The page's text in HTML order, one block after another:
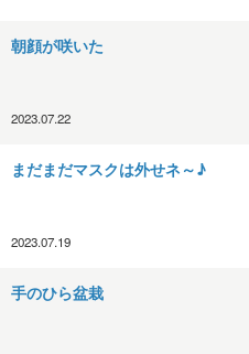
朝顔が咲いた
2023.07.22
まだまだマスクは外せネ～♪
2023.07.19
手のひら盆栽